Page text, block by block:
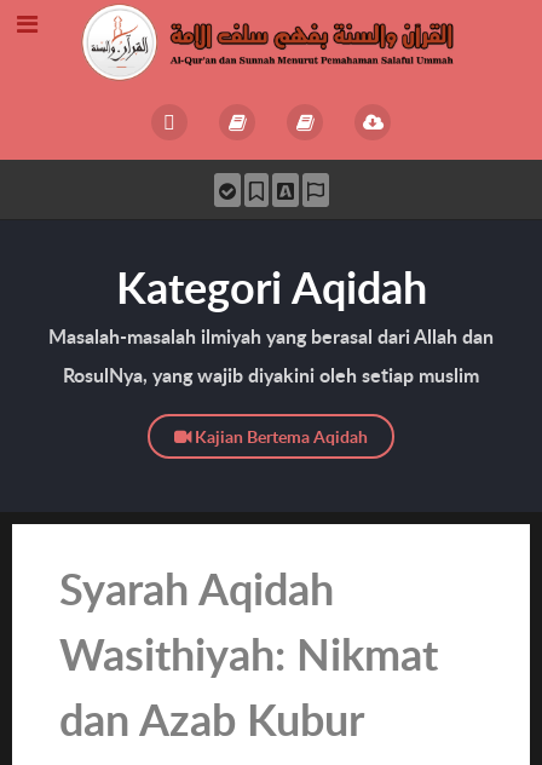
Kategori Aqidah
Masalah-masalah ilmiyah yang berasal dari Allah dan
RosulNya, yang wajib diyakini oleh setiap muslim
Kajian Bertema Aqidah
Syarah Aqidah
Wasithiyah: Nikmat
dan Azab Kubur